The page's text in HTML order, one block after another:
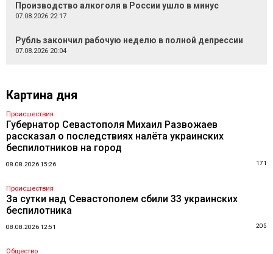
Производство алкоголя в России ушло в минус
07.08.2026 22:17
Рубль закончил рабочую неделю в полной депрессии
07.08.2026 20:04
Картина дня
Происшествия
Губернатор Севастополя Михаил Развожаев
рассказал о последствиях налёта украинских
беспилотников на город
08.08.2026 15:26 171
Происшествия
За сутки над Севастополем сбили 33 украинских
беспилотника
08.08.2026 12:51 205
Общество